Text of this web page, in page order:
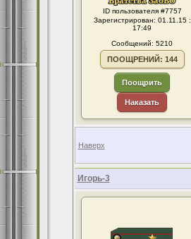
ID пользователя #7757
Зарегистрирован: 01.11.15 :
17:49
Сообщений: 5210
ПООЩРЕНИЙ: 144
Поощрить
Наказать
Наверх
Игорь-3